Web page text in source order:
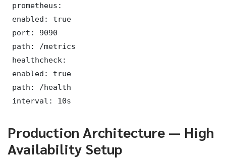
prometheus:
enabled: true
port: 9090
path: /metrics
healthcheck:
enabled: true
path: /health
interval: 10s
Production Architecture — High
Availability Setup